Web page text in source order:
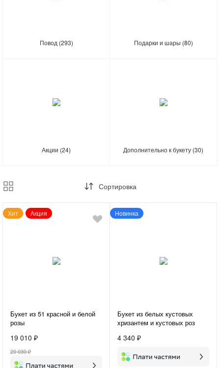
Повод (293) Подарки и шары (80)
Акции (24) Дополнительно к букету (30)
Сортировка
Хит Акция
Букет из 51 красной и белой
розы
19 010 ₽
20 030 ₽
Новинка
Букет из белых кустовых
хризантем и кустовых роз
4 340 ₽